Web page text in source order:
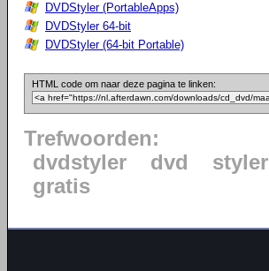
DVDStyler (PortableApps)
DVDStyler 64-bit
DVDStyler (64-bit Portable)
HTML code om naar deze pagina te linken:
Trefwoorden:
dvdstyler
dvd styler
gratis